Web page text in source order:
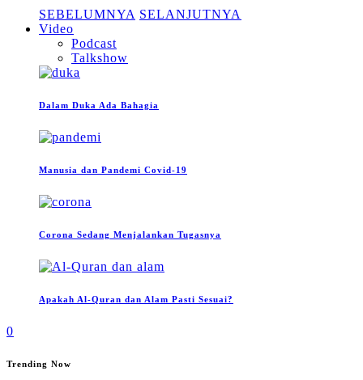
SEBELUMNYA SELANJUTNYA
Video
Podcast
Talkshow
Dalam Duka Ada Bahagia
Manusia dan Pandemi Covid-19
Corona Sedang Menjalankan Tugasnya
Apakah Al-Quran dan Alam Pasti Sesuai?
0
Trending Now